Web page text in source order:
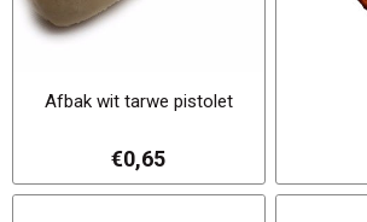
Afbak wit tarwe pistolet
€0,65